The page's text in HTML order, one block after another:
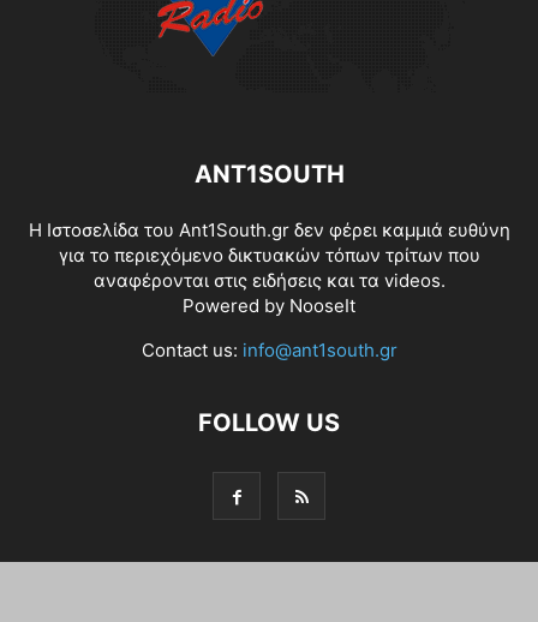
ANT1SOUTH
Η Ιστοσελίδα του Ant1South.gr δεν φέρει καμμιά ευθύνη
για το περιεχόμενο δικτυακών τόπων τρίτων που
αναφέρονται στις ειδήσεις και τα videos.
Powered by NooseIt
Contact us: info@ant1south.gr
FOLLOW US